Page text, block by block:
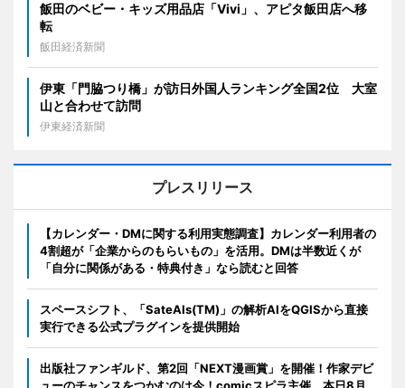
飯田のベビー・キッズ用品店「Vivi」、アピタ飯田店へ移
転
飯田経済新聞
伊東「門脇つり橋」が訪日外国人ランキング全国2位 大室
山と合わせて訪問
伊東経済新聞
プレスリリース
【カレンダー・DMに関する利用実態調査】カレンダー利用者の
4割超が「企業からのもらいもの」を活用。DMは半数近くが
「自分に関係がある・特典付き」なら読むと回答
スペースシフト、「SateAIs(TM)」の解析AIをQGISから直接
実行できる公式プラグインを提供開始
出版社ファンギルド、第2回「NEXT漫画賞」を開催！作家デビ